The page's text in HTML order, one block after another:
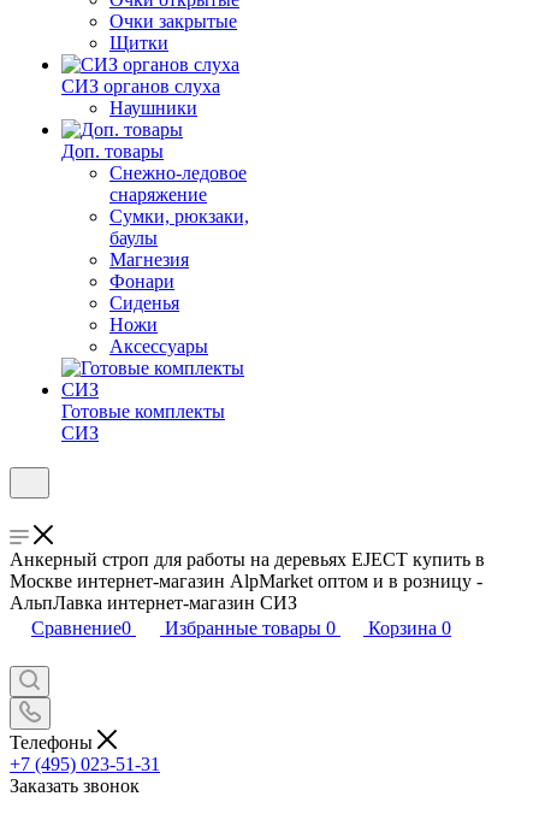
Очки закрытые
Щитки
СИЗ органов слуха
Наушники
Доп. товары
Снежно-ледовое
снаряжение
Сумки, рюкзаки,
баулы
Магнезия
Фонари
Сиденья
Ножи
Аксессуары
Готовые комплекты
СИЗ
Анкерный строп для работы на деревьях EJECT купить в
Москве интернет-магазин AlpMarket оптом и в розницу -
АльпЛавка интернет-магазин СИЗ
Сравнение0 Избранные товары 0 Корзина 0
Телефоны
+7 (495) 023-51-31
Заказать звонок